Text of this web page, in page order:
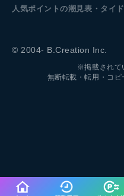
人気ポイントの潮見表・タイ
© 2004- B.Creation Inc.
※掲載されて
無断転載・転用・コピ